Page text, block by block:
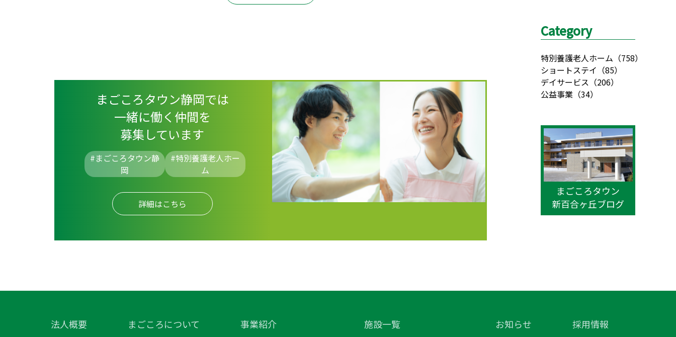
まごころタウン静岡では
一緒に働く仲間を
募集しています
#まごころタウン静
岡
#特別養護老人ホー
ム
詳細はこちら
Category
特別養護老人ホーム （758）
ショートステイ （85）
デイサービス （206）
公益事業 （34）
まごころタウン
新百合ヶ丘ブログ
法人概要 まごころについて 事業紹介 施設一覧 お知らせ 採用情報